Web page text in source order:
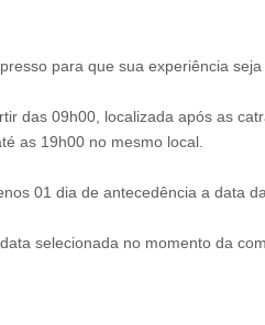
para que sua experiência
das 09h00, localizada após as
as 19h00 no mesmo local.
01 dia de antecedência a data
selecionada no momento da